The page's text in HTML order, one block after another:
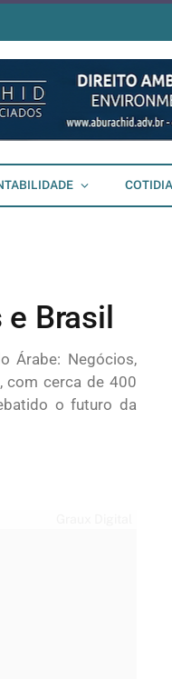
Brasil
Árabe: Negócios,
com cerca de 400
o futuro da